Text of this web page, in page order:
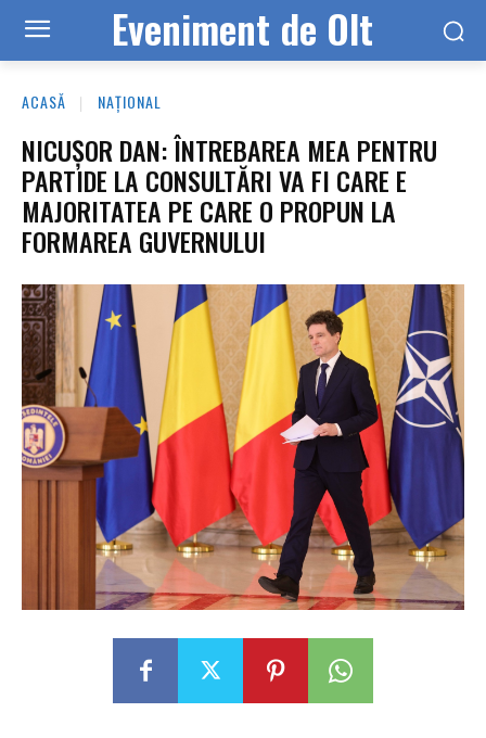
Eveniment de Olt
ACASĂ NAȚIONAL
NICUȘOR DAN: ÎNTREBAREA MEA PENTRU
PARTIDE LA CONSULTĂRI VA FI CARE E
MAJORITATEA PE CARE O PROPUN LA
FORMAREA GUVERNULUI